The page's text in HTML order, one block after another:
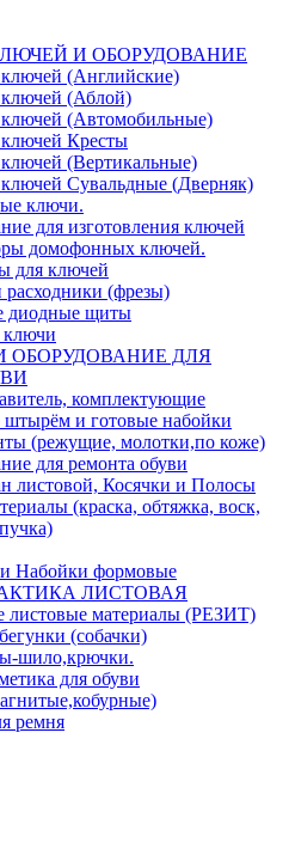
И ОБОРУДОВАНИЕ
ключей (Английские)
ключей (Аблой)
ключей (Автомобильные)
ключей Кресты
ключей (Вертикальные)
ключей Сувальдные (Дверняк)
ключи.
для изготовления ключей
домофонных ключей.
для ключей
расходники (фрезы)
диодные щиты
ключи
ОБОРУДОВАНИЕ ДЛЯ
комплектующие
и готовые набойки
(режущие, молотки,по коже)
для ремонта обуви
листовой, Косячки и Полосы
(краска, обтяжка, воск,
Набойки формовые
ЛИСТОВАЯ
листовые материалы (РЕЗИТ)
(собачки)
шило,крючки.
для обуви
ремня